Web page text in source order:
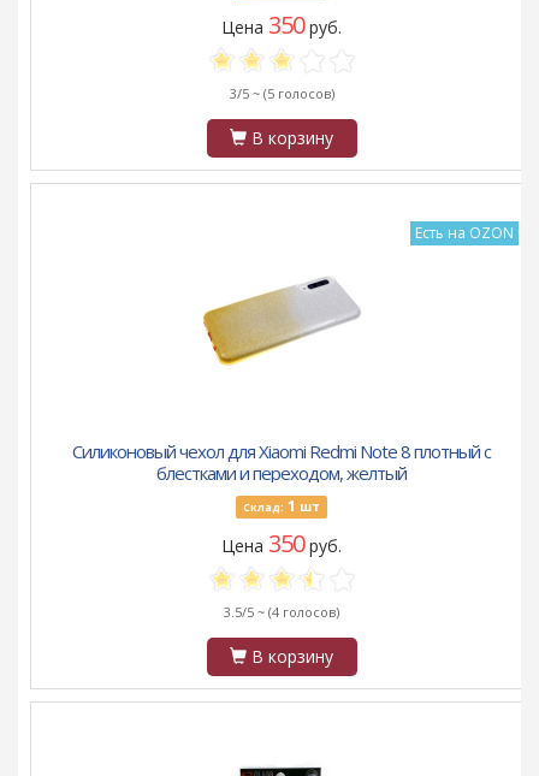
Цена 350руб.
3/5 ~ (5 голосов)
В корзину
Есть на OZON
Силиконовый чехол для Xiaomi Redmi Note 8 плотный с
блестками и переходом, желтый
Склад: 1 шт
Цена 350руб.
3.5/5 ~ (4 голосов)
В корзину